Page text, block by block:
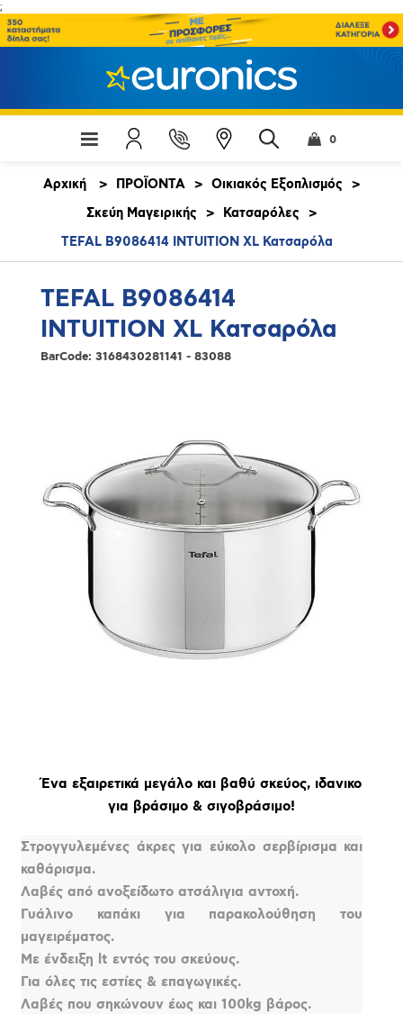
;
0
Αρχική > ΠΡΟΪΟΝΤΑ > Οικιακός Εξοπλισμός
>
Σκεύη Μαγειρικής
> Κατσαρόλες
>
TEFAL B9086414 INTUITION XL Κατσαρόλα
TEFAL B9086414
INTUITION XL Κατσαρόλα
BarCode: 3168430281141 - 83088
Ένα εξαιρετικά μεγάλο και βαθύ σκεύος, ιδανικο
για βράσιμο & σιγοβράσιμο!
Στρογγυλεμένες άκρες για εύκολο σερβίρισμα και
καθάρισμα.
Λαβές από ανοξείδωτο ατσάλιγια αντοχή.
Γυάλινο καπάκι για παρακολούθηση του
μαγειρέματος.
Με ένδειξη lt εντός του σκεύους.
Για όλες τις εστίες & επαγωγικές.
Λαβές που σηκώνουν έως και 100kg βάρος.